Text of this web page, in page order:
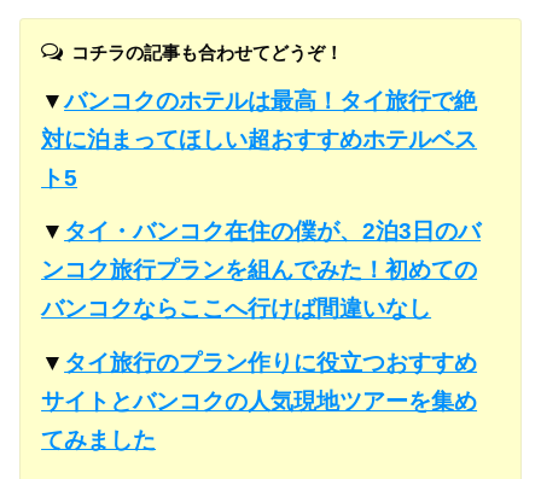
コチラの記事も合わせてどうぞ！
▼バンコクのホテルは最高！タイ旅行で絶
対に泊まってほしい超おすすめホテルベス
ト5
▼ タイ・バンコク在住の僕が、2泊3日のバ
ンコク旅行プランを組んでみた！初めての
バンコクならここへ行けば間違いなし
▼ タイ旅行のプラン作りに役立つおすすめ
サイトとバンコクの人気現地ツアーを集め
てみました